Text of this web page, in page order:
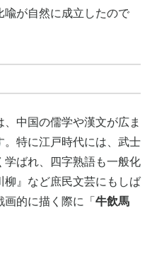
喩が自然に成立したので
中国の儒学や漢文が広ま
。特に江戸時代には、武士
ばれ、四字熟語も一般化
柳』など庶民文芸にもしば
的に描く際に「 牛飲馬